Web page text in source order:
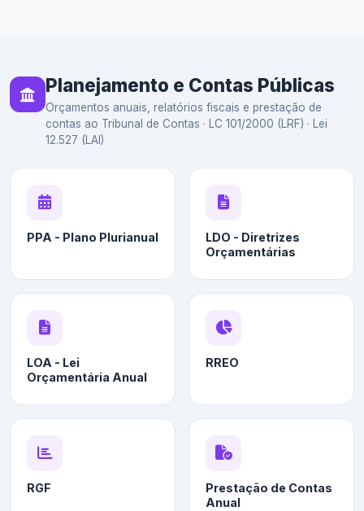
Planejamento e Contas Públicas
Orçamentos anuais, relatórios fiscais e prestação de
contas ao Tribunal de Contas · LC 101/2000 (LRF) · Lei
12.527 (LAI)
PPA - Plano Plurianual
LDO - Diretrizes
Orçamentárias
LOA - Lei
Orçamentária Anual
RREO
RGF
Prestação de Contas
Anual